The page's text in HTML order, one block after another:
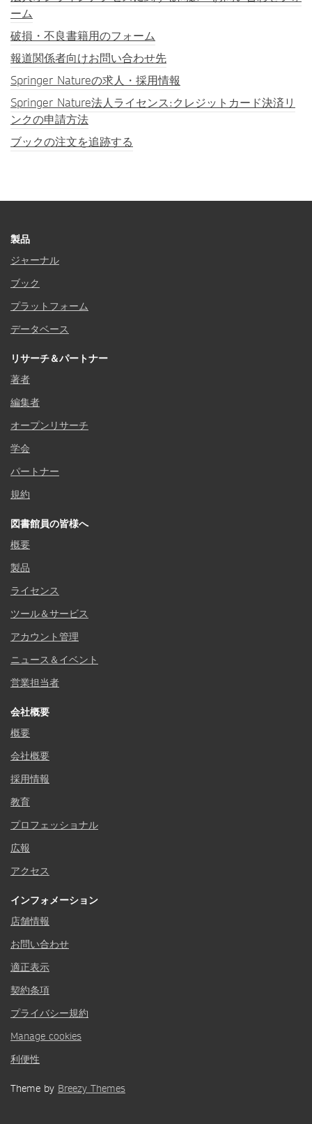
ーム
破損・不良書籍用のフォーム
報道関係者向けお問い合わせ先
Springer Natureの求人・採用情報
Springer Nature法人ライセンス:クレジットカード決済リ
ンクの申請方法
ブックの注文を追跡する
製品
ジャーナル
ブック
プラットフォーム
データベース
リサーチ＆パートナー
著者
編集者
オープンリサーチ
学会
パートナー
規約
図書館員の皆様へ
概要
製品
ライセンス
ツール＆サービス
アカウント管理
ニュース＆イベント
営業担当者
会社概要
概要
会社概要
採用情報
教育
プロフェッショナル
広報
アクセス
インフォメーション
店舗情報
お問い合わせ
適正表示
契約条項
プライバシー規約
Manage cookies
利便性
Theme by Breezy Themes